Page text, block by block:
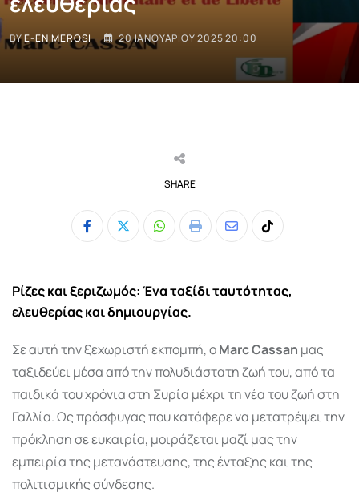
BYE-ENIMEROSI 20 ΙΑΝΟΥΑΡΊΟΥ 2025 20:00
SHARE
Whatsapp
Print
ShareTiktok
Ρίζες και ξεριζωμός: Ένα ταξίδι ταυτότητας,
ελευθερίας και δημιουργίας.
Σε αυτή την ξεχωριστή εκπομπή, οMarc Cassan μας
ταξιδεύει μέσα από την πολυδιάστατη ζωή του, από τα
παιδικά του χρόνια στη Συρία μέχρι τη νέα του ζωή στη
Γαλλία. Ως πρόσφυγας που κατάφερε να μετατρέψει την
πρόκληση σε ευκαιρία, μοιράζεται μαζί μας την
εμπειρία της μετανάστευσης, της ένταξης και της
πολιτισμικής σύνδεσης.